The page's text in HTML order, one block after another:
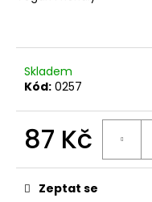
Skladem
Kód: 0257
87 Kč
cena:
Zeptat se
p
o
u
č
u
e
m